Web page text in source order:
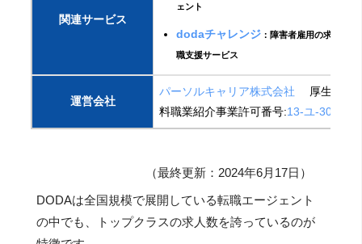
関連サービス
ェント
dodaチャレンジ ：障害者雇用の求人・就
職支援サービス
運営会社
パーソルキャリア株式会社
厚生労働
料職業紹介事業許可番号:13-ユ-304785
（最終更新：2024年6月17日）
DODAは全国規模で展開している転職エージェント
の中でも、トップクラスの求人数を誇っているのが